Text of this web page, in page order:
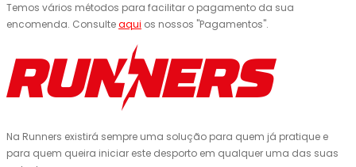
Temos vários métodos para facilitar o pagamento da sua
encomenda. Consulteaqui os nossos "Pagamentos".
Na Runners existirá sempre uma solução para quem já pratique e
para quem queira iniciar este desporto em qualquer uma das suas